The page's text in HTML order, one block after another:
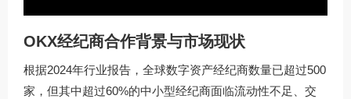
OKX经纪商合作背景与市场现状
根据2024年行业报告，全球数字资产经纪商数量已超过500
家，但其中超过60%的中小型经纪商面临流动性不足、交